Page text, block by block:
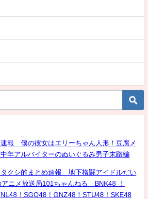
報 僕の彼女はエリーちゃん人形！豆腐メ
年アルバイターのぬいぐるみ男子末路編
クシ的まとめ速報 地下格闘アイドルだい
ニメ放送局101ちゃんねる BNK48 ！
！SGO48！GNZ48！STU48！SKE48